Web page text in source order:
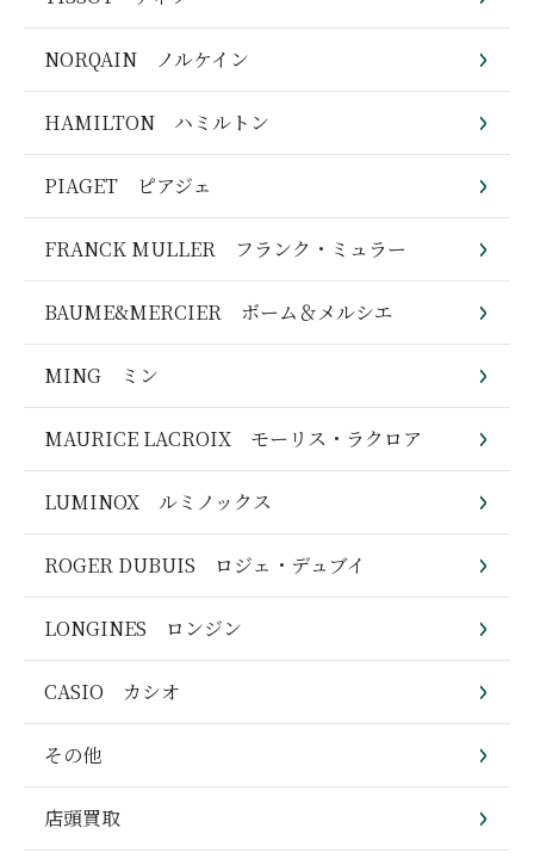
NORQAIN ノルケイン
HAMILTON ハミルトン
PIAGET ピアジェ
FRANCK MULLER フランク・ミュラー
BAUME&MERCIER ボーム＆メルシエ
MING ミン
MAURICE LACROIX モーリス・ラクロア
LUMINOX ルミノックス
ROGER DUBUIS ロジェ・デュブイ
LONGINES ロンジン
CASIO カシオ
その他
店頭買取